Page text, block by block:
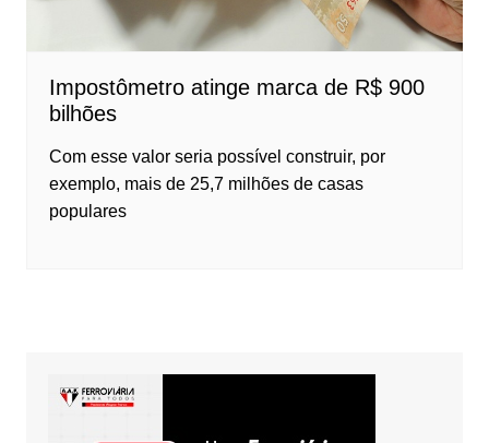
Impostômetro atinge marca de R$ 900
bilhões
Com esse valor seria possível construir, por
exemplo, mais de 25,7 milhões de casas
populares